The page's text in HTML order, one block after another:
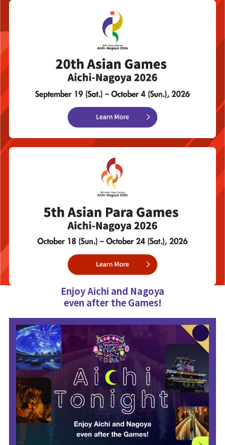
Enjoy Aichi and Nagoya
even after the Games!